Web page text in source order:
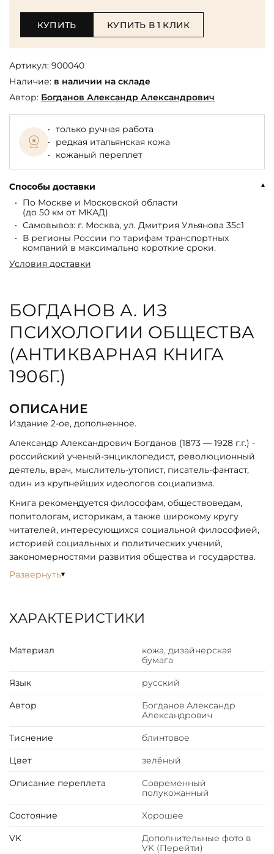
КУПИТЬ КУПИТЬ В 1 КЛИК
Артикул: 900040
Наличие: в наличии на складе
Автор: Богданов Александр Александрович
только ручная работа
редкая итальянская кожа
кожаный переплет
Способы доставки
По Москве и Московской области
(до 50 км от МКАД)
Самовывоз: г. Москва, ул. Дмитрия Ульянова 35с1
В регионы России по тарифам транспортных
компаний в максимально короткие сроки.
Условия доставки
БОГДАНОВ А. ИЗ
ПСИХОЛОГИИ ОБЩЕСТВА
(АНТИКВАРНАЯ КНИГА
1906Г.)
ОПИСАНИЕ
Издание 2-ое, дополненное.
Александр Александрович Богданов (1873 — 1928 г.г.) -
российский ученый-энциклопедист, революционный
деятель, врач, мыслитель-утопист, писатель-фантаст,
один из крупнейших идеологов социализма.
Книга рекомендуется философам, обществоведам,
политологам, историкам, а также широкому кругу
читателей, интересующихся социальной философией,
историей социальных и политических учений,
закономерностями развития общества и государства.
Развернуть
ХАРАКТЕРИСТИКИ
Материал
кожа, дизайнерская
бумага
Язык русский
Автор
Богданов Александр
Александрович
Тиснение блинтовое
Цвет зелёный
Описание переплета
Современный
полукожанный
Состояние Хорошее
VK
Дополнительные фото в
VK (Перейти)